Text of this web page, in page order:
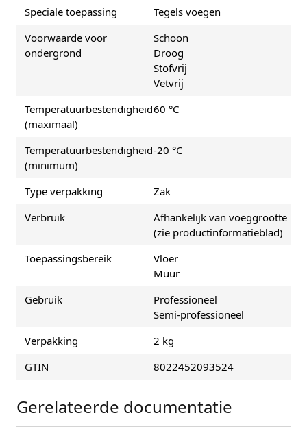
Speciale toepassing
Tegels voegen
Voorwaarde voor
ondergrond
Schoon
Droog
Stofvrij
Vetvrij
Temperatuurbestendigheid
(maximaal)
60 °C
Temperatuurbestendigheid
(minimum)
-20 °C
Type verpakking
Zak
Verbruik
Afhankelijk van voeggrootte
(zie productinformatieblad)
Toepassingsbereik
Vloer
Muur
Gebruik
Professioneel
Semi-professioneel
Verpakking
2 kg
GTIN
8022452093524
Gerelateerde documentatie